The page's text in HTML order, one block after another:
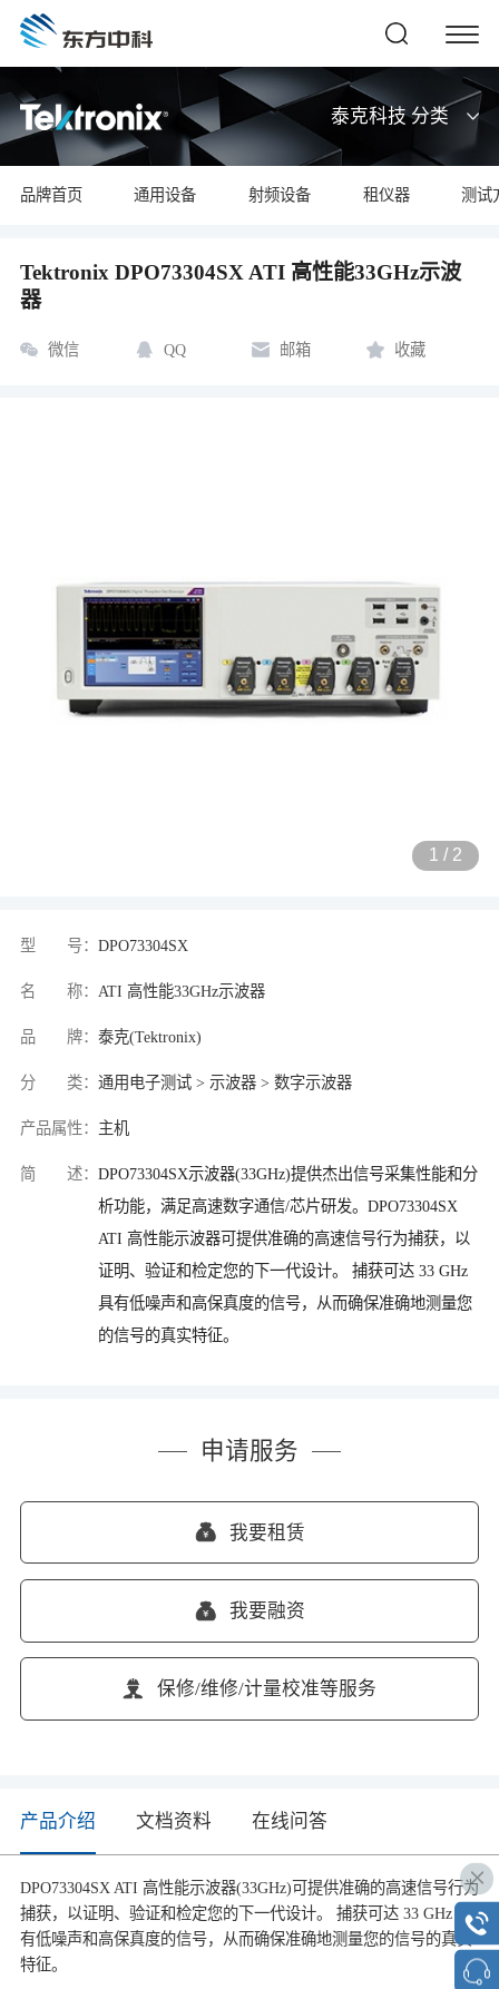
泰克科技 分类
品牌首页 通用设备 射频设备 租仪器 测试
Tektronix DPO73304SX ATI 高性能33GHz示波
器
微信 QQ 邮箱 收藏
1 / 2
型 号： DPO73304SX
名 称： ATI 高性能33GHz示波器
品 牌： 泰克(Tektronix)
分 类： 通用电子测试 > 示波器 > 数字示波器
产品属性： 主机
简 述： DPO73304SX示波器(33GHz)提供杰出信号采集性能和分
析功能，满足高速数字通信/芯片研发。DPO73304SX
ATI 高性能示波器可提供准确的高速信号行为捕获，以
证明、验证和检定您的下一代设计。 捕获可达 33 GHz
具有低噪声和高保真度的信号，从而确保准确地测量您
的信号的真实特征。
申请服务
我要租赁
我要融资
保修/维修/计量校准等服务
产品介绍 文档资料 在线问答
DPO73304SX ATI 高性能示波器(33GHz)可提供准确的高速信号行为
捕获，以证明、验证和检定您的下一代设计。 捕获可达 33 GHz 具
有低噪声和高保真度的信号，从而确保准确地测量您的信号的真实
特征。